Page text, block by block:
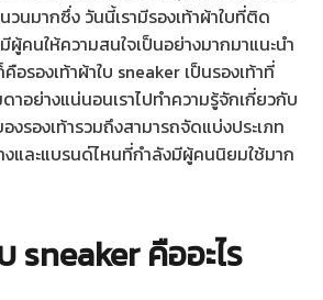
วนมากซึ่ง วันนี้เรามีรองเท้าผ้าใบที่ติด
คนให้ความสนใจเป็นอย่างมากมาแนะนำ
รองเท้าผ้าใบ sneaker เป็นรองเท้าที่
าอย่างแน่นอนเราไปทำความรู้จักเกี่ยวกับ
งรองเท้ารวมถึงสามารถจัดแบ่งประเภท
งและแบรนด์ไหนที่กำลังมีผู้คนนิยมใช้มาก
sneaker คืออะไร